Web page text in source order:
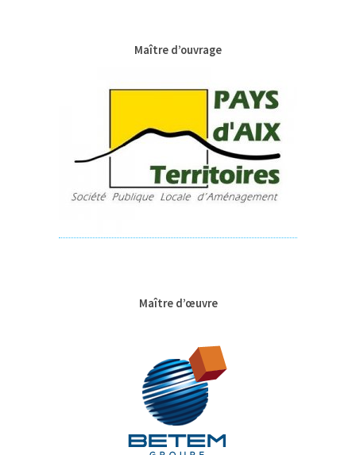
Maître d’ouvrage
Maître d’œuvre